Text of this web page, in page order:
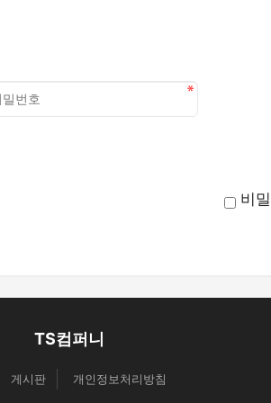
비
TS컴퍼니
게시판 개인정보처리방침